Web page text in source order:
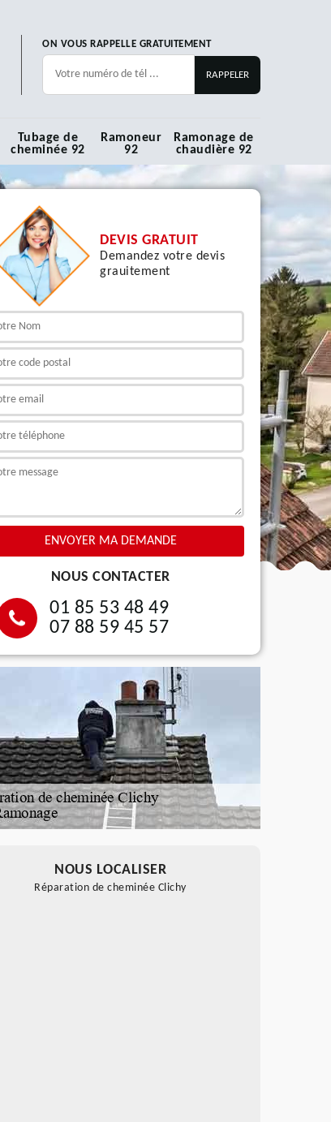
ON VOUS RAPPELLE GRATUITEMENT
Tubage de
cheminée 92
Ramoneur
92
Ramonage de
chaudière 92
DEVIS GRATUIT
Demandez votre devis
grauitement
NOUS CONTACTER
01 85 53 48 49
07 88 59 45 57
NOUS LOCALISER
Réparation de cheminée Clichy